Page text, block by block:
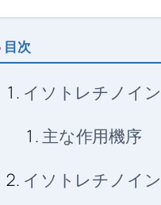
目次
イソトレチノイ
主な作用機序
イソトレチノイ